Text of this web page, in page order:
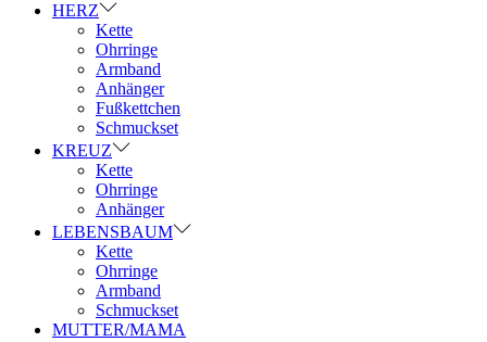
HERZ
Kette
Ohrringe
Armband
Anhänger
Fußkettchen
Schmuckset
KREUZ
Kette
Ohrringe
Anhänger
LEBENSBAUM
Kette
Ohrringe
Armband
Schmuckset
MUTTER/MAMA